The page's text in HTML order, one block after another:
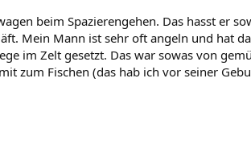
beim Spazierengehen. Das hasst er
Mein Mann ist sehr oft angeln und hat
im Zelt gesetzt. Das war sowas von
zum Fischen (das hab ich vor seiner